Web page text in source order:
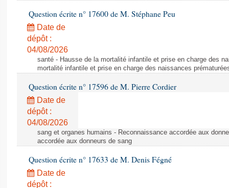
Question écrite n° 17600 de M. Stéphane Peu
Date de
dépôt :
04/08/2026
santé - Hausse de la mortalité infantile et prise en charge des
mortalité infantile et prise en charge des naissances
Question écrite n° 17596 de M. Pierre Cordier
Date de
dépôt :
04/08/2026
sang et organes humains - Reconnaissance accordée aux
accordée aux donneurs de sang
Question écrite n° 17633 de M. Denis Fégné
Date de
dépôt :